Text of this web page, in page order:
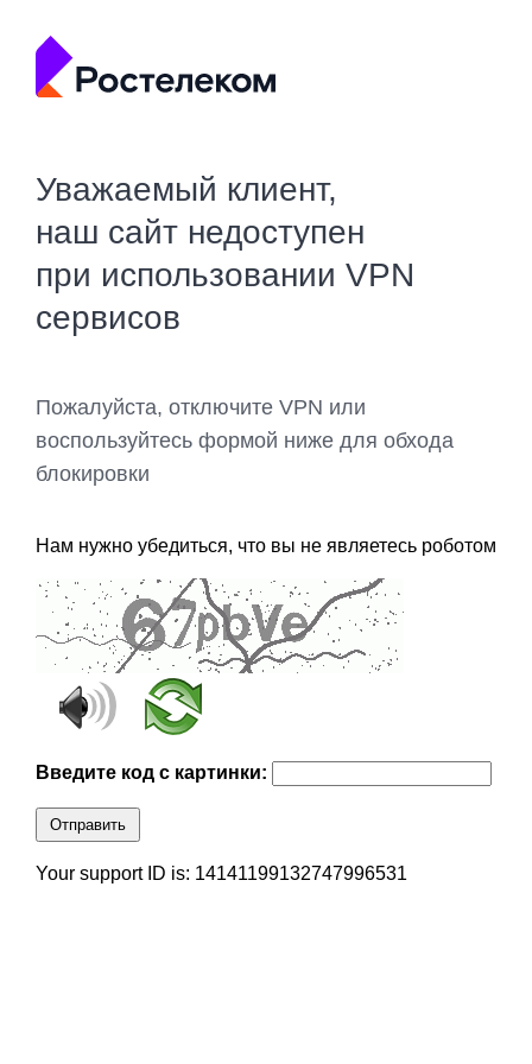
Уважаемый клиент,
наш сайт недоступен
при использовании VPN
сервисов
Пожалуйста, отключите VPN или
воспользуйтесь формой ниже для обхода
блокировки
Нам нужно убедиться, что вы не являетесь роботом
Введите код с картинки:
Отправить
Your support ID is: 14141199132747996531